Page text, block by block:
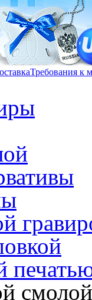
Требования к
смолой